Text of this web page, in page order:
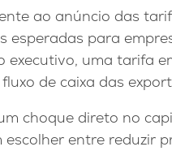
ao anúncio das
para
executivo, uma tarifa
de caixa das
choque direto no
entre reduzir